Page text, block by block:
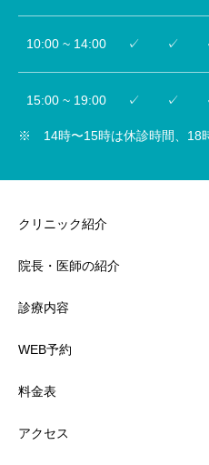
10:00 ~ 14:00 ✓ ✓
15:00 ~ 19:00 ✓ ✓
※ 14時〜15時は休診時間、18
クリニック紹介
院長・医師の紹介
診療内容
WEB予約
料金表
アクセス